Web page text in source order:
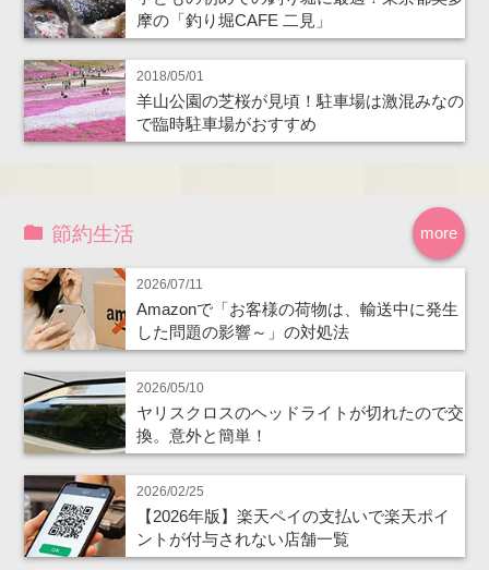
摩の「釣り堀CAFE 二見」
2018/05/01
羊山公園の芝桜が見頃！駐車場は激混みなの
で臨時駐車場がおすすめ
more
節約生活
2026/07/11
Amazonで「お客様の荷物は、輸送中に発生
した問題の影響～」の対処法
2026/05/10
ヤリスクロスのヘッドライトが切れたので交
換。意外と簡単！
2026/02/25
【2026年版】楽天ペイの支払いで楽天ポイ
ントが付与されない店舗一覧